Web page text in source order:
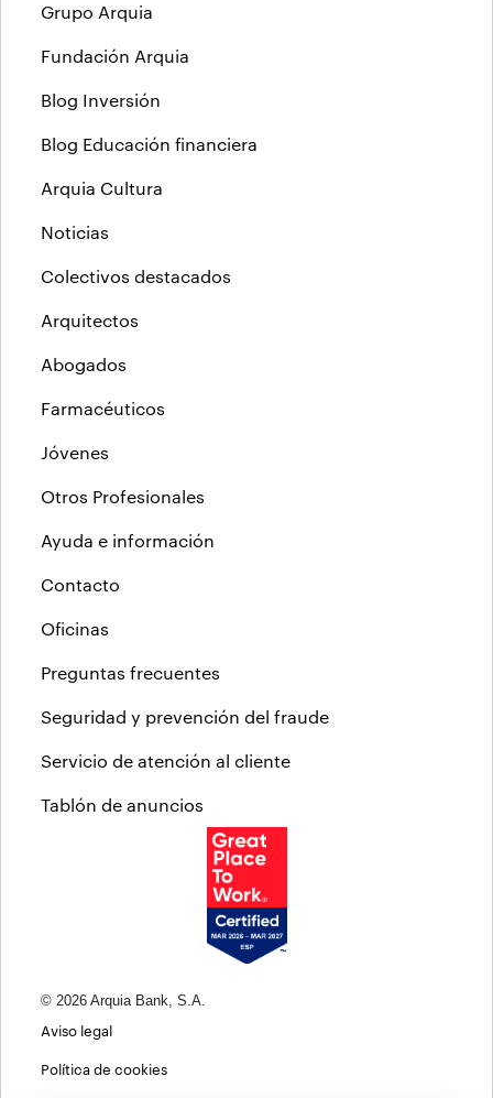
Grupo Arquia
Fundación Arquia
Blog Inversión
Blog Educación financiera
Arquia Cultura
Noticias
Colectivos destacados
Arquitectos
Abogados
Farmacéuticos
Jóvenes
Otros Profesionales
Ayuda e información
Contacto
Oficinas
Preguntas frecuentes
Seguridad y prevención del fraude
Servicio de atención al cliente
Tablón de anuncios
© 2026 Arquia Bank, S.A.
Aviso legal
Política de cookies